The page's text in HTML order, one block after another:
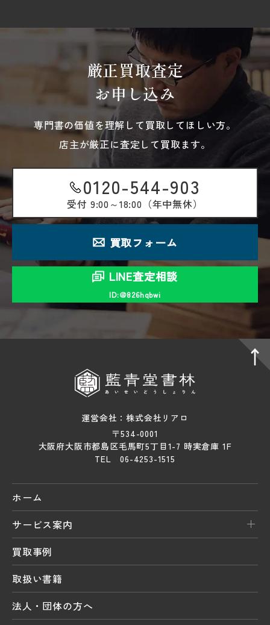
厳正買取査定
お申し込み
専門書の価値を理解して買取してほしい方。
店主が厳正に査定して買取ます。
0120-544-903
受付 9:00～18:00（年中無休）
買取フォーム
LINE査定相談
ID:＠826hqbwi
運営会社：株式会社リアロ
〒534-0001
大阪府大阪市都島区毛馬町5丁目1-7 時実倉庫 1F
TEL 06-4253-1515
ホーム
サービス案内
買取事例
取扱い書籍
法人・団体の方へ